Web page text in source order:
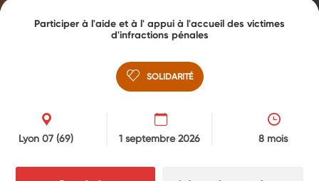
Participer à l'aide et à l' appui à l'accueil des victimes
d'infractions pénales
SOLIDARITÉ
Lyon 07(69) 1 septembre 2026 8 mois